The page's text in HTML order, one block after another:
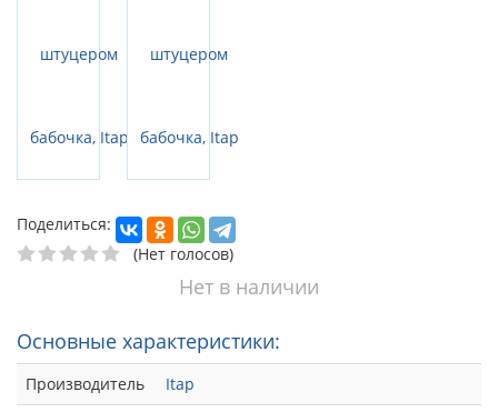
Поделиться:
(Нет голосов)
Нет в наличии
Основные характеристики:
Производитель
Itap